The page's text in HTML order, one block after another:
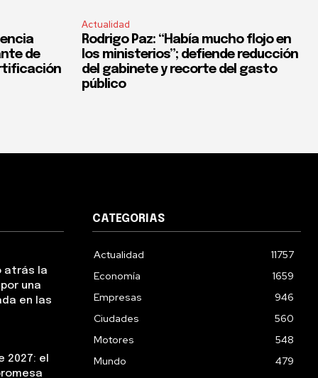
de
Actualidad
Rodrigo Paz: “Había mucho flojo en
los ministerios”; defiende reducción
del gabinete y recorte del gasto
público
atrás la
una
en las
2027: el
CATEGORIAS
Actualidad
11757
Economía
1659
Empresas
946
Ciudades
560
Motores
548
Mundo
479